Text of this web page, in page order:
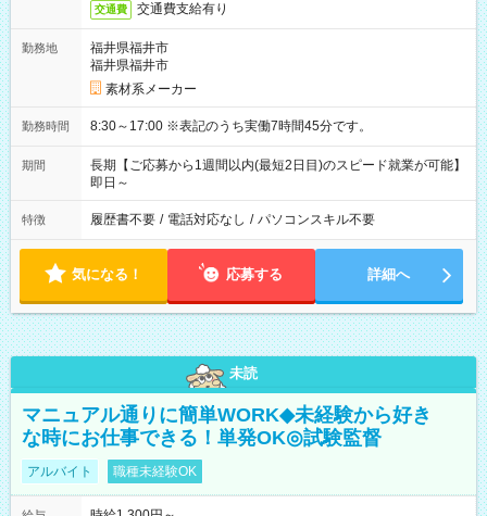
交通費 交通費支給有り
勤務地
福井県福井市
福井県福井市
素材系メーカー
勤務時間 8:30～17:00 ※表記のうち実働7時間45分です。
期間
長期【ご応募から1週間以内(最短2日目)のスピード就業が可能】
即日～
特徴 履歴書不要 / 電話対応なし / パソコンスキル不要
気になる！ 応募する 詳細へ
未読
マニュアル通りに簡単WORK◆未経験から好き
な時にお仕事できる！単発OK◎試験監督
アルバイト 職種未経験OK